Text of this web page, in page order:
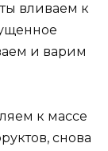
вливаем к
и варим
к массе
снова